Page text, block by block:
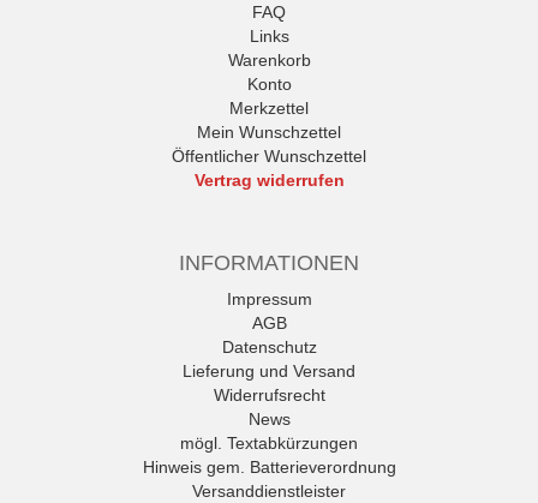
FAQ
Links
Warenkorb
Konto
Merkzettel
Mein Wunschzettel
Öffentlicher Wunschzettel
Vertrag widerrufen
INFORMATIONEN
Impressum
AGB
Datenschutz
Lieferung und Versand
Widerrufsrecht
News
mögl. Textabkürzungen
Hinweis gem. Batterieverordnung
Versanddienstleister